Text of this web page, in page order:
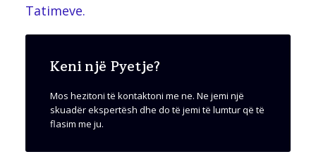
Tatimeve.
Keni një Pyetje?
Mos hezitoni të kontaktoni me ne. Ne jemi një
skuadër ekspertësh dhe do të jemi të lumtur që të
flasim me ju.